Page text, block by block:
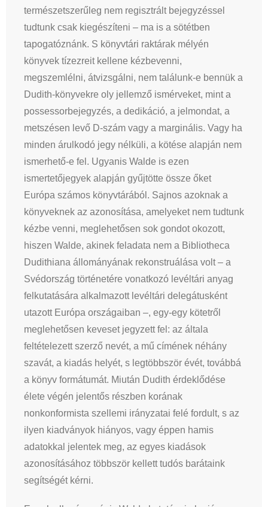
természetszerűleg nem regisztrált bejegyzéssel
tudtunk csak kiegészíteni – ma is a sötétben
tapogatóznánk. S könyvtári raktárak mélyén
könyvek tízezreit kellene kézbevenni,
megszemlélni, átvizsgálni, nem találunk-e bennük a
Dudith-könyvekre oly jellemző ismérveket, mint a
possessorbejegyzés, a dedikáció, a jelmondat, a
metszésen levő D-szám vagy a marginális. Vagy ha
minden árulkodó jegy nélküli, a kötése alapján nem
ismerhető-e fel. Ugyanis Walde is ezen
ismertetőjegyek alapján gyűjtötte össze őket
Európa számos könyvtárából. Sajnos azoknak a
könyveknek az azonosítása, amelyeket nem tudtunk
kézbe venni, meglehetősen sok gondot okozott,
hiszen Walde, akinek feladata nem a Bibliotheca
Dudithiana állományának rekonstruálása volt – a
Svédország történetére vonatkozó levéltári anyag
felkutatására alkalmazott levéltári delegátusként
utazott Európa országaiban –, egy-egy kötetről
meglehetősen keveset jegyzett fel: az általa
feltételezett szerző nevét, a mű címének néhány
szavát, a kiadás helyét, s legtöbbször évét, továbbá
a könyv formátumát. Miután Dudith érdeklődése
élete végén jelentős részben korának
nonkonformista szellemi irányzatai felé fordult, s az
ilyen kiadványok hiányos, vagy éppen hamis
adatokkal jelentek meg, az egyes kiadások
azonosításához többször kellett tudós barátaink
segítségét kérni.